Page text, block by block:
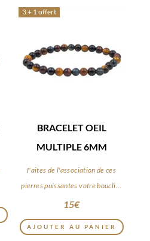
3 + 1 offert
BRACELET OEIL
MULTIPLE 6MM
Faites de l'association de ces
pierres puissantes votre bouclier
du quotidien
15€
AJOUTER AU PANIER